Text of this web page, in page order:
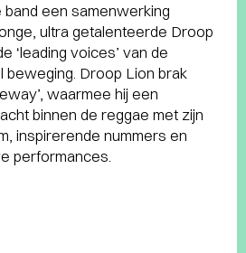
een samenwerking
ultra getalenteerde Droop
‘leading voices’ van de
Droop Lion brak
waarmee hij een
binnen de reggae met zijn
inspirerende nummers en
performances.